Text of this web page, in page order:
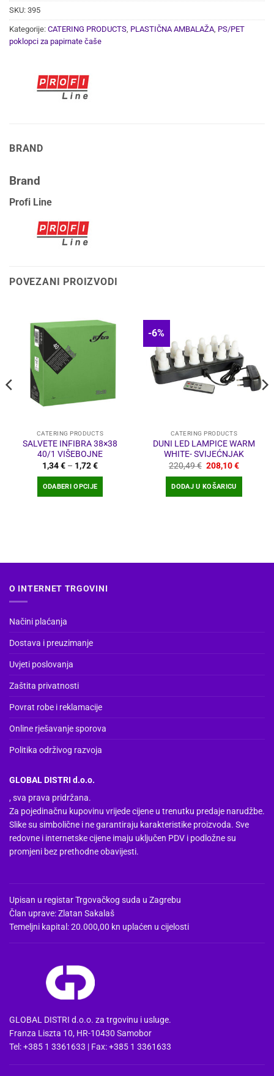
SKU: 395
Kategorije: CATERING PRODUCTS, PLASTIČNA AMBALAŽA, PS/PET
poklopci za papirnate čaše
BRAND
Brand
Profi Line
POVEZANI PROIZVODI
CATERING PRODUCTS
SALVETE INFIBRA 38×38
40/1 VIŠEBOJNE
1,34€ – 1,72€Raspon
do
ODABERI OPCIJE
mogu
proizvoda
-6%
CATERING PRODUCTS
DUNI LED LAMPICE WARM
WHITE- SVIJEĆNJAK
220,49€ Izvorna
cijena
bila
je:
220,49 €.
208,10€Trenutna
DODAJ U KOŠARICU
O INTERNET TRGOVINI
Načini plaćanja
Dostava i preuzimanje
Uvjeti poslovanja
Zaštita privatnosti
Povrat robe i reklamacije
Online rješavanje sporova
Politika održivog razvoja
GLOBAL DISTRI d.o.o.
, sva prava pridržana.
Za pojedinačnu kupovinu vrijede cijene u trenutku predaje narudžbe.
Slike su simbolične i ne garantiraju karakteristike proizvoda. Sve
redovne i internetske cijene imaju uključen PDV i podložne su
promjeni bez prethodne obavijesti.
Upisan u registar Trgovačkog suda u Zagrebu
Član uprave: Zlatan Sakalaš
Temeljni kapital: 20.000,00 kn uplaćen u cijelosti
GLOBAL DISTRI d.o.o. za trgovinu i usluge.
Franza Liszta 10, HR-10430 Samobor
Tel: +385 1 3361633 | Fax: +385 1 3361633